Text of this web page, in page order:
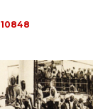
10848